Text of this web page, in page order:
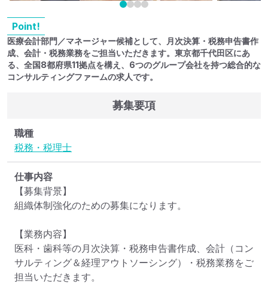
Point!
医療会計部門／マネージャー候補として、月次決算・税務申告書作
成、会計・税務業務をご担当いただきます。東京都千代田区にあ
る、全国8都府県11拠点を構え、6つのグループ会社を持つ総合的な
コンサルティングファームの求人です。
募集要項
職種
税務・税理士
仕事内容
【募集背景】
組織体制強化のための募集になります。
【業務内容】
医科・歯科等の月次決算・税務申告書作成、会計（コン
サルティング＆経理アウトソーシング）・税務業務をご
担当いただきます。